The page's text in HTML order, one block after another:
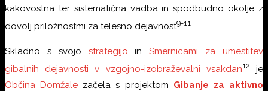
kakovostna ter sistematična vadba in spodbudno okolje z
dovolj priložnostmi za telesno dejavnost9-11.
Skladno s svojo strategijo inSmernicami za umestitev
gibalnih dejavnosti v vzgojno-izobraževalni vsakdan12
je
Občina Domžale začela s projektom Gibanje za aktivno